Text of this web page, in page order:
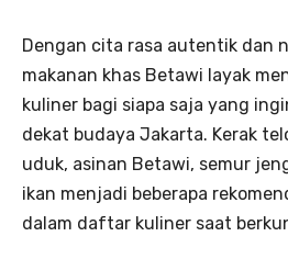
Dengan cita rasa autentik dan
makanan khas Betawi layak
kuliner bagi siapa saja yang
dekat budaya Jakarta. Kerak
uduk, asinan Betawi, semur
ikan menjadi beberapa
dalam daftar kuliner saat